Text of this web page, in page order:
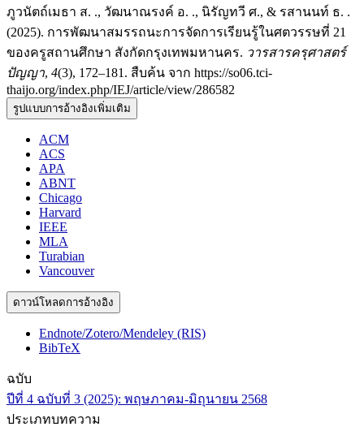
ภูวนัตถ์เมธา ส. ., วัฒนาณรงค์ อ. ., นิรัญทวี ศ., & รสานนท์ ธ. .
(2025). การพัฒนาสมรรถนะการจัดการเรียนรู้ในศตวรรษที่ 21
ของครูสถานศึกษา สังกัดกรุงเทพมหานคร. วารสารครุศาสตร์
ปัญญา, 4(3), 172–181. สืบค้น จาก https://so06.tci-
thaijo.org/index.php/IEJ/article/view/286582
รูปแบบการอ้างอิงเพิ่มเติม
ACM
ACS
APA
ABNT
Chicago
Harvard
IEEE
MLA
Turabian
Vancouver
ดาวน์โหลดการอ้างอิง
Endnote/Zotero/Mendeley (RIS)
BibTeX
ฉบับ
ปีที่ 4 ฉบับที่ 3 (2025): พฤษภาคม-มิถุนายน 2568
ประเภทบทความ